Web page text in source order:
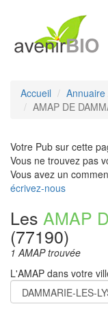
Accueil
Annuaire
AMAP DE
Votre Pub sur cette
Vous ne trouvez pas
Vous avez un
écrivez-nous
Les AMAP
(77190)
1 AMAP trouvée
L'AMAP dans votre